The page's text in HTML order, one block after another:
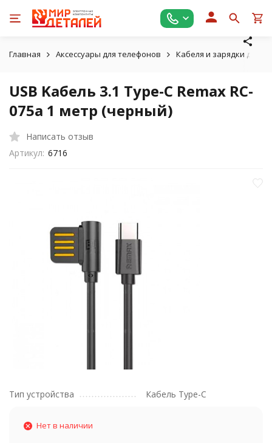
Главная Аксессуары для телефонов Кабеля и зарядки для
USB Kабель 3.1 Type-C Remax RC-
075a 1 метр (черный)
Написать отзыв
Артикул: 6716
Тип устройства Кабель Type-C
Нет в наличии